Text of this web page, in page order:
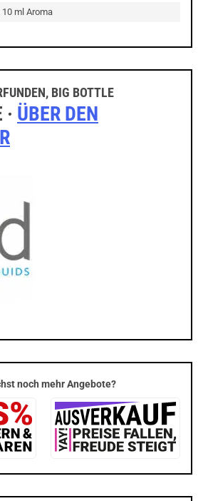
ml Aroma
BIG BOTTLE
ÜBER DEN
noch mehr Angebote?